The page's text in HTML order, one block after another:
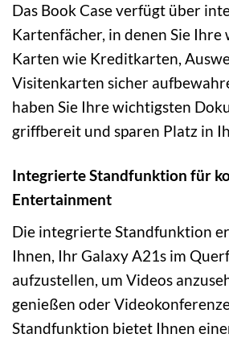
Das Book Case verfügt über
Kartenfächer, in denen Sie Ihre
Karten wie Kreditkarten,
Visitenkarten sicher
haben Sie Ihre wichtigsten
griffbereit und sparen Platz in
Integrierte Standfunktion für
Entertainment
Die integrierte Standfunktion
Ihnen, Ihr Galaxy A21s im
aufzustellen, um Videos
genießen oder
Standfunktion bietet Ihnen